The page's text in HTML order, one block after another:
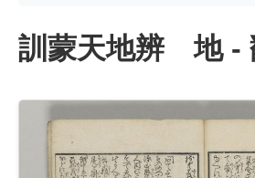
訓蒙天地辨 地 -